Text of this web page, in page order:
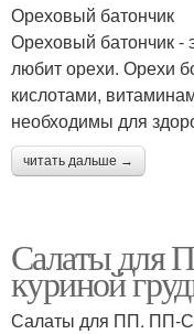
Ореховый батончик
Ореховый батончик -
любит орехи. Орехи
кислотами,
необходимы для
читать дальше →
Салаты для
куриной
Салаты для ПП. ПП-